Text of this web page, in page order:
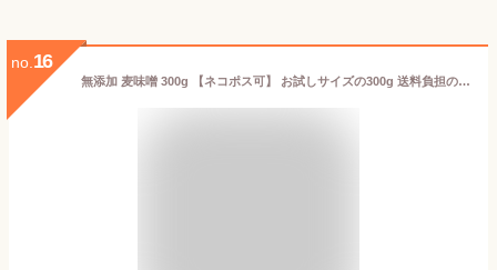
no. 16
無添加 麦味噌 300g 【ネコポス可】 お試しサイズの300g 送料負担の少ないネコポスも選択可 甘味噌 赤味噌 麦麹味噌 粒味噌 九州 長崎県産 無添加 食品 調味料 みそ 麦みそ